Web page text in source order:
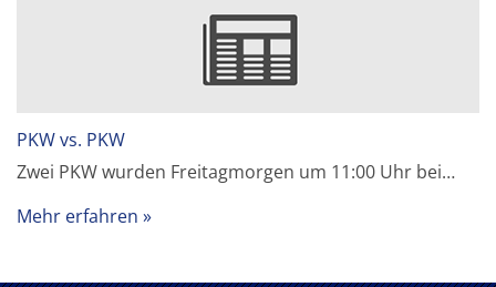
PKW vs. PKW
Zwei PKW wurden Freitagmorgen um 11:00 Uhr bei…
Mehr erfahren